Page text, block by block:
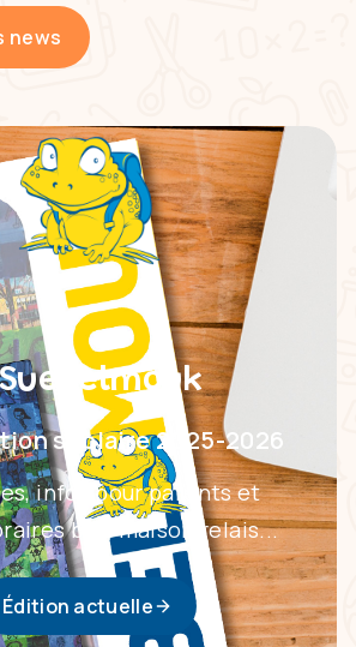
news
scolaire 2025-2026
infos pour parents et
bus, maison relais...
Édition actuelle